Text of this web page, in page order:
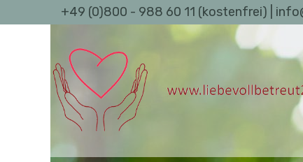
+49 (0)800 - 988 60 11 (kostenfrei) |